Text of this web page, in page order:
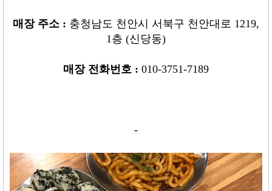
매장 주소 : 충청남도 천안시 서북구 천안대로 1219,
1층 (신당동)
매장 전화번호 : 010-3751-7189
-